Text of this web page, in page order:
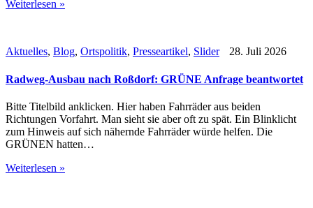
Weiterlesen »
Aktuelles, Blog, Ortspolitik, Presseartikel, Slider 28. Juli 2026
Radweg-Ausbau nach Roßdorf: GRÜNE Anfrage beantwortet
Bitte Titelbild anklicken. Hier haben Fahrräder aus beiden
Richtungen Vorfahrt. Man sieht sie aber oft zu spät. Ein Blinklicht
zum Hinweis auf sich nähernde Fahrräder würde helfen. Die
GRÜNEN hatten…
Weiterlesen »